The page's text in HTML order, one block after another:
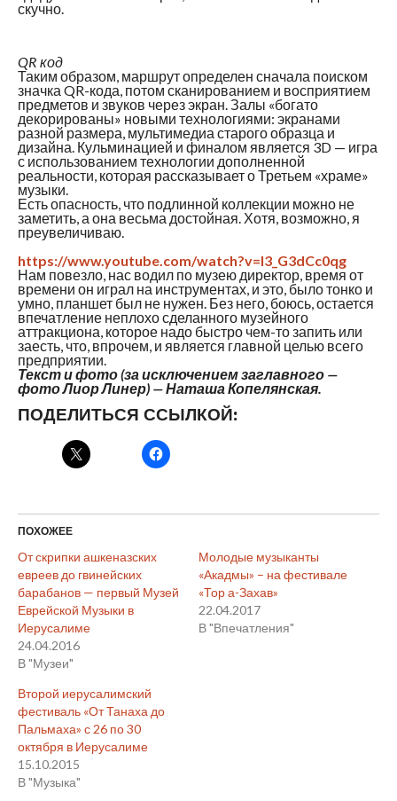
скучно.
QR код
Таким образом, маршрут определен сначала поиском
значка QR-кода, потом сканированием и восприятием
предметов и звуков через экран. Залы «богато
декорированы» новыми технологиями: экранами
разной размера, мультимедиа старого образца и
дизайна. Кульминацией и финалом является 3D — игра
с использованием технологии дополненной
реальности, которая рассказывает о Третьем «храме»
музыки.
Есть опасность, что подлинной коллекции можно не
заметить, а она весьма достойная. Хотя, возможно, я
преувеличиваю.
https://www.youtube.com/watch?v=l3_G3dCc0qg
Нам повезло, нас водил по музею директор, время от
времени он играл на инструментах, и это, было тонко и
умно, планшет был не нужен. Без него, боюсь, остается
впечатление неплохо сделанного музейного
аттракциона, которое надо быстро чем-то запить или
заесть, что, впрочем, и является главной целью всего
предприятии.
Текст и фото (за исключением заглавного —
фото Лиор Линер) — Наташа Копелянская.
ПОДЕЛИТЬСЯ ССЫЛКОЙ:
ПОХОЖЕЕ
От скрипки ашкеназских
евреев до гвинейских
барабанов — первый Музей
Еврейской Музыки в
Иерусалиме
24.04.2016
В "Музеи"
Молодые музыканты
«Акадмы» – на фестивале
«Тор а-Захав»
22.04.2017
В "Впечатления"
Второй иерусалимский
фестиваль «От Танаха до
Пальмаха» с 26 по 30
октября в Иерусалиме
15.10.2015
В "Музыка"